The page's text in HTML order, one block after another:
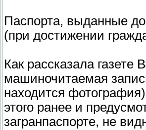
Паспорта, выданные
(при достижении
Как рассказала
машиночитаемая
находится
этого ранее и
загранпаспорте, не